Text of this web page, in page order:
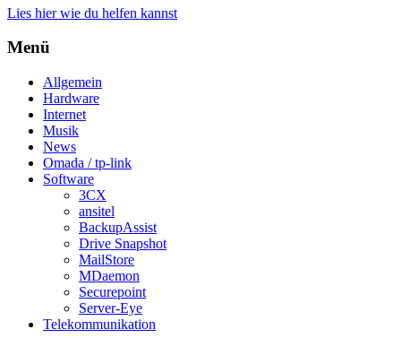
Lies hier wie du helfen kannst
Menü
Allgemein
Hardware
Internet
Musik
News
Omada / tp-link
Software
3CX
ansitel
BackupAssist
Drive Snapshot
MailStore
MDaemon
Securepoint
Server-Eye
Telekommunikation